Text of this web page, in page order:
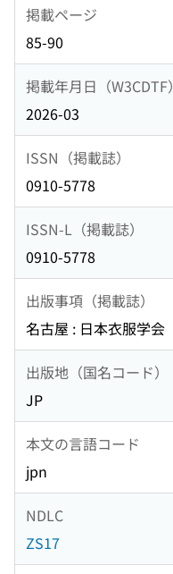
掲載ページ
85-90
掲載年月日（W3CDTF）
2026-03
ISSN（掲載誌）
0910-5778
ISSN-L（掲載誌）
0910-5778
出版事項（掲載誌）
名古屋 : 日本衣服学会
出版地（国名コード）
JP
本文の言語コード
jpn
NDLC
ZS17